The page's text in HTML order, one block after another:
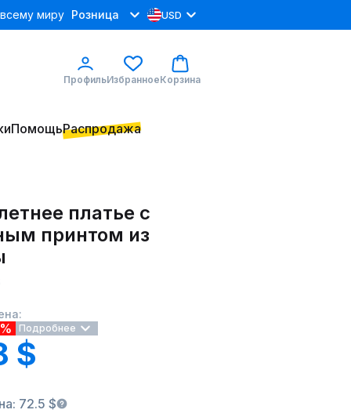
миру Розница USD
ПрофильИзбранноеКорзина
ПомощьРаспродажа
платье с
принтом из
Подробнее
$
72.5 $